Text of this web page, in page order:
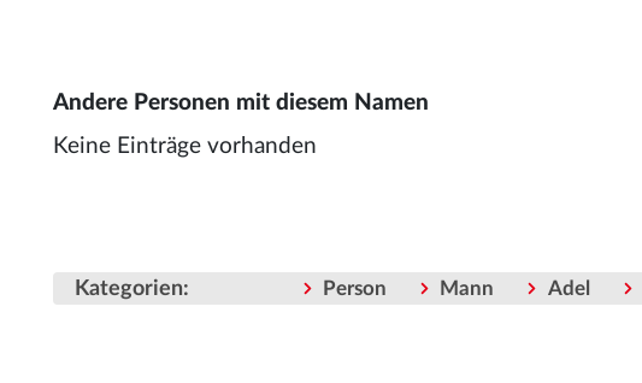
Andere Personen mit diesem Namen
Keine Einträge vorhanden
Kategorien: Person Mann Adel